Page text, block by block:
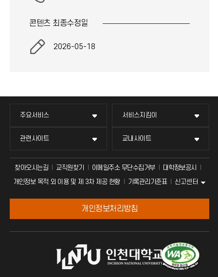
콘텐츠 최종수정일
2026-05-18
주요서비스 서비스지킴이
관련사이트 교내사이트
찾아오시는길 교직원찾기 이메일주소 무단수집거부
대학정보공시
개인정보 목적 외 이용 및 제 3차 제공 현황
기록관리기준표 신고센터
개인정보처리방침